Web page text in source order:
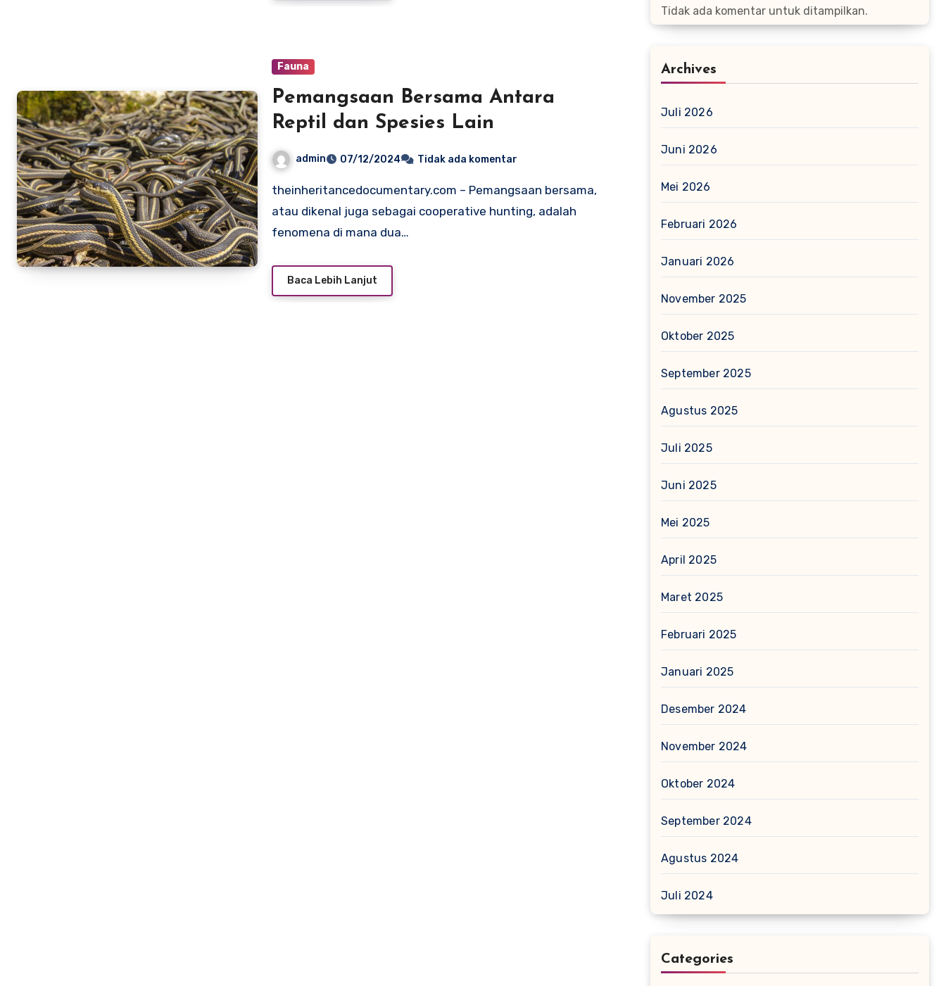
Fauna
Pemangsaan Bersama Antara
Reptil dan Spesies Lain
admin 07/12/2024 Tidak ada komentar
theinheritancedocumentary.com – Pemangsaan bersama,
atau dikenal juga sebagai cooperative hunting, adalah
fenomena di mana dua…
Baca Lebih Lanjut
Tidak ada komentar untuk ditampilkan.
Archives
Juli 2026
Juni 2026
Mei 2026
Februari 2026
Januari 2026
November 2025
Oktober 2025
September 2025
Agustus 2025
Juli 2025
Juni 2025
Mei 2025
April 2025
Maret 2025
Februari 2025
Januari 2025
Desember 2024
November 2024
Oktober 2024
September 2024
Agustus 2024
Juli 2024
Categories